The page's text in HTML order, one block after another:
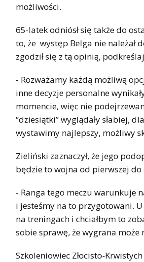
możliwości.
65-latek odniósł się także do
to, że występ Belga nie należał
zgodził się z tą opinią,
- Rozważamy każdą możliwą
inne decyzje personalne
momencie, więc nie
“dziesiątki” wyglądały słabiej,
wystawimy najlepszy, możliwy
Zieliński zaznaczył, że jego
będzie to wojna od pierwszej
- Ranga tego meczu warunkuje
i jesteśmy na to przygotowani.
na treningach i chciałbym to
sobie sprawę, że wygrana może
Szkoleniowiec Złocisto-